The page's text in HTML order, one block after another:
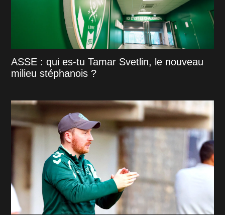
ASSE : qui es-tu Tamar Svetlin, le nouveau
milieu stéphanois ?